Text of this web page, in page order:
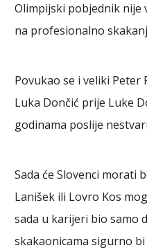
Olimpijski pobjednik nije
na profesionalno
Povukao se i veliki Peter
Luka Dončić prije Luke
godinama poslije
Sada će Slovenci morati
Lanišek ili Lovro Kos
sada u karijeri bio samo
skakaonicama sigurno